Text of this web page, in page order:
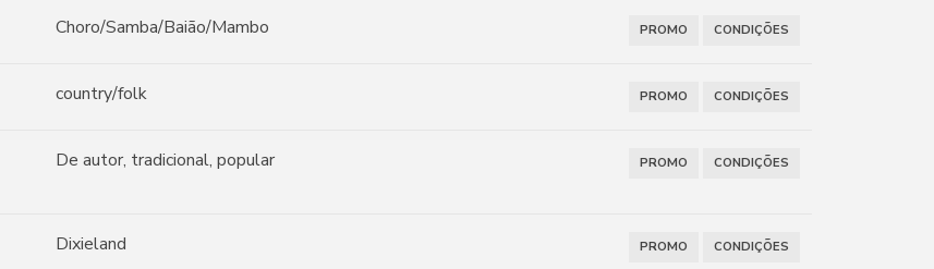
Choro/Samba/Baião/Mambo PROMO CONDIÇÕES
country/folk PROMO CONDIÇÕES
De autor, tradicional, popular PROMO CONDIÇÕES
Dixieland PROMO CONDIÇÕES